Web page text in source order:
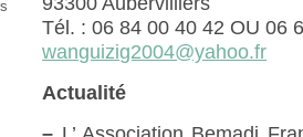
Tél. : 06 84 00 40 42 OU 06
wanguizig2004@yahoo.fr
Actualité